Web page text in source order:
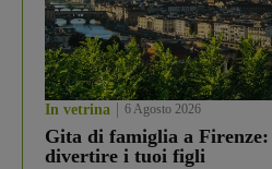
In vetrina 6 Agosto 2026
Gita di famiglia a
divertire i tuoi figli